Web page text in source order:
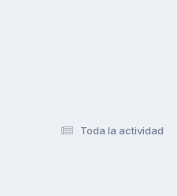
Toda la actividad